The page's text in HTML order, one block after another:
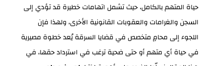
حياة المتهم بالكامل، حيث تشمل اتهامات خطيرة قد تؤدي إلى
السجن والغرامات والعقوبات القانونية الأخرى، ولهذا فإن
اللجوء إلى محامٍ متخصص في قضايا السرقة يُعد خطوة مصيرية
في حياة أي متهم أو حتى ضحية ترغب في استرداد حقها، في